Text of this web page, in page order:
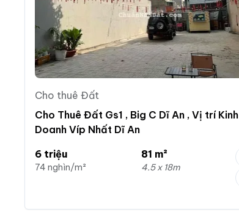
Cho thuê Đất
Cho Thuê Đất Gs1 , Big C Dĩ An , Vị trí Kinh
Doanh Víp Nhất Dĩ An
6 triệu
74 nghìn/m²
81 m²
4.5 x 18m